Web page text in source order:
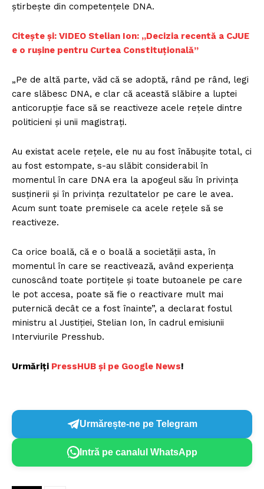
știrbește din competențele DNA.
Citește și: VIDEO Stelian Ion: „Decizia recentă a CJUE
e o rușine pentru Curtea Constituțională”
„Pe de altă parte, văd că se adoptă, rând pe rând, legi
care slăbesc DNA, e clar că această slăbire a luptei
anticorupție face să se reactiveze acele rețele dintre
politicieni și unii magistrați.
Au existat acele rețele, ele nu au fost înăbușite total, ci
au fost estompate, s-au slăbit considerabil în
momentul în care DNA era la apogeul său în privința
susținerii și în privința rezultatelor pe care le avea.
Acum sunt toate premisele ca acele rețele să se
reactiveze.
Ca orice boală, că e o boală a societății asta, în
momentul în care se reactivează, având experiența
cunoscând toate portițele și toate butoanele pe care
le pot accesa, poate să fie o reactivare mult mai
puternică decât ce a fost înainte”, a declarat fostul
ministru al Justiției, Stelian Ion, în cadrul emisiunii
Interviurile Presshub.
Urmăriți PressHUB și pe Google News!
Urmărește-ne pe Telegram
Intră pe canalul WhatsApp